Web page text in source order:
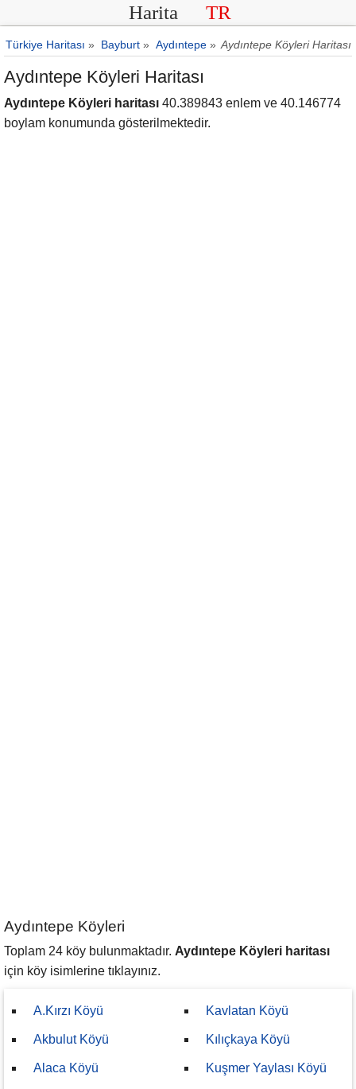
Harita TR
Türkiye Haritası » Bayburt » Aydıntepe » Aydıntepe Köyleri Haritası
Aydıntepe Köyleri Haritası
Aydıntepe Köyleri haritası 40.389843 enlem ve 40.146774
boylam konumunda gösterilmektedir.
Aydıntepe Köyleri
Toplam 24 köy bulunmaktadır. Aydıntepe Köyleri haritası
için köy isimlerine tıklayınız.
A.Kırzı Köyü
Akbulut Köyü
Alaca Köyü
Kavlatan Köyü
Kılıçkaya Köyü
Kuşmer Yaylası Köyü